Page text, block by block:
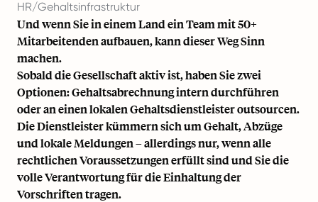
HR/Gehaltsinfrastruktur
Und wenn Sie in einem Land ein Team mit 50+
Mitarbeitenden aufbauen, kann dieser Weg Sinn
machen.
Sobald die Gesellschaft aktiv ist, haben Sie zwei
Optionen: Gehaltsabrechnung intern durchführen
oder an einen lokalen Gehaltsdienstleister outsourcen.
Die Dienstleister kümmern sich um Gehalt, Abzüge
und lokale Meldungen – allerdings nur, wenn alle
rechtlichen Voraussetzungen erfüllt sind und Sie die
volle Verantwortung für die Einhaltung der
Vorschriften tragen.